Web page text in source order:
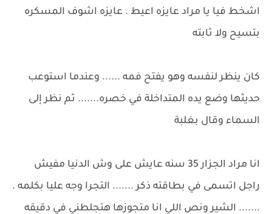
اشخط فيا يا مراد عايزه اعيط . عايزه اشوف المسكره
بتسيح ولا ثابته
كان ينظر لنفسه وهو يفتح فمه ...... وعندما استوعب
حديثها وضع يده المتداخلة في خصره....... ثم نظر إلى
السماء وقال بغلبة
انا مراد الجزار 35 سنه عايش على وش الدنيا مفيش
راجل اتسمى في بطاقته ذكر ....... التجرا وجه عليا بكلمه .
....... الشير ونص اللي انا متجوزها هتجلطني في دقيقه